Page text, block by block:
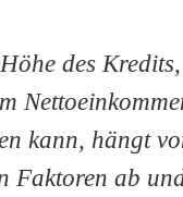
des
kann, hängt
Faktoren ab